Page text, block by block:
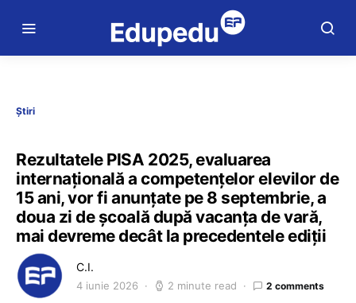
Știri
Rezultatele PISA 2025, evaluarea
internațională a competențelor elevilor de
15 ani, vor fi anunțate pe 8 septembrie, a
doua zi de școală după vacanța de vară,
mai devreme decât la precedentele ediții
C.I.
4 iunie 2026 2 minute read 2 comments